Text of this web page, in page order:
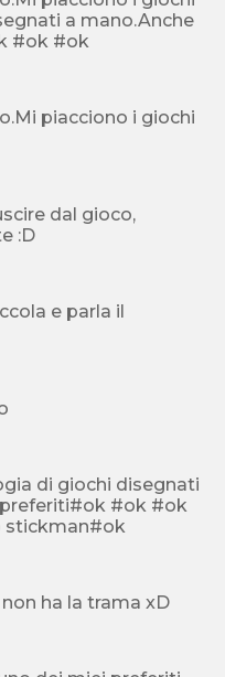
a mano.Anche
#ok #ok
piacciono i giochi
dal gioco,
:D
e parla il
di giochi disegnati
#ok #ok
stickman#ok
ha la trama xD